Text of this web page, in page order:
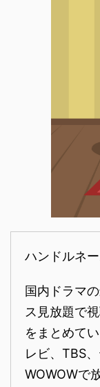
ハンドルネ
国内ドラマ
ス見放題で
をまとめて
レビ、TBS
WOWOWで